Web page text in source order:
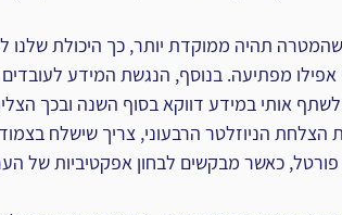
תהיה ממוקדת יותר, כך היכולת שלנו
אפילו מפתיעה. בנוסף, הנגשת המידע
אותי במידע דווקא בסוף השנה ובכך
הצלחת הניוזלטר הרבעוני, צריך שישלח
פורטל, כאשר מבקשים לבחון אפקטיביות של